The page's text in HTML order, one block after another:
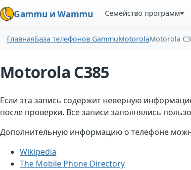
Gammu и Wammu Семейство программ
ГлавнаяБаза телефонов GammuMotorolaMotorola
Motorola C385
Если эта запись содержит неверную
после проверки. Все записи заполнялись
Дополнительную информацию о телефоне
Wikipedia
The Mobile Phone Directory